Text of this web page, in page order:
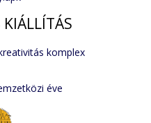
KIÁLLÍTÁS
komplex
éve